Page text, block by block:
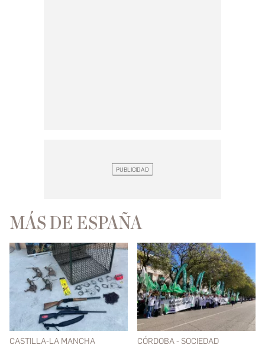
MÁS DE ESPAÑA
CASTILLA-LA MANCHA CÓRDOBA - SOCIEDAD